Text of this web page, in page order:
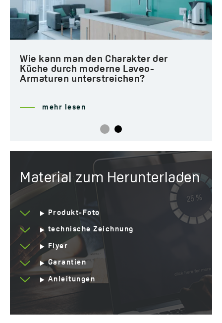
Wie kann man den Charakter der
Küche durch moderne Laveo-
Armaturen unterstreichen?
mehr lesen
Material zum Herunterladen
Produkt-Foto
technische Zeichnung
Flyer
Garantien
Anleitungen